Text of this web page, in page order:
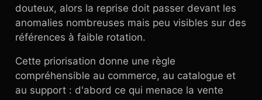
douteux, alors la reprise doit passer devant les
anomalies nombreuses mais peu visibles sur des
références à faible rotation.
Cette priorisation donne une règle
compréhensible au commerce, au catalogue et
au support : d'abord ce qui menace la vente